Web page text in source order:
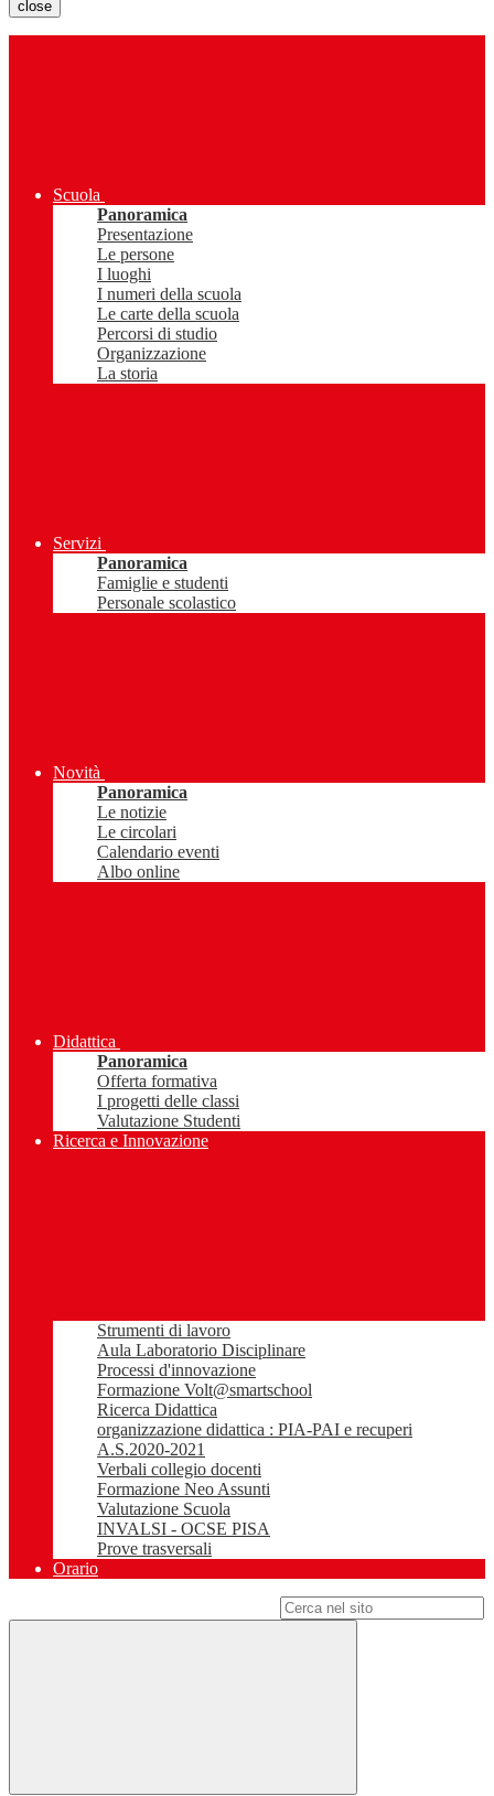
close
Scuola
Panoramica
Presentazione
Le persone
I luoghi
I numeri della scuola
Le carte della scuola
Percorsi di studio
Organizzazione
La storia
Servizi
Panoramica
Famiglie e studenti
Personale scolastico
Novità
Panoramica
Le notizie
Le circolari
Calendario eventi
Albo online
Didattica
Panoramica
Offerta formativa
I progetti delle classi
Valutazione Studenti
Ricerca e Innovazione
Strumenti di lavoro
Aula Laboratorio Disciplinare
Processi d'innovazione
Formazione Volt@smartschool
Ricerca Didattica
organizzazione didattica : PIA-PAI e recuperi
A.S.2020-2021
Verbali collegio docenti
Formazione Neo Assunti
Valutazione Scuola
INVALSI - OCSE PISA
Prove trasversali
Orario